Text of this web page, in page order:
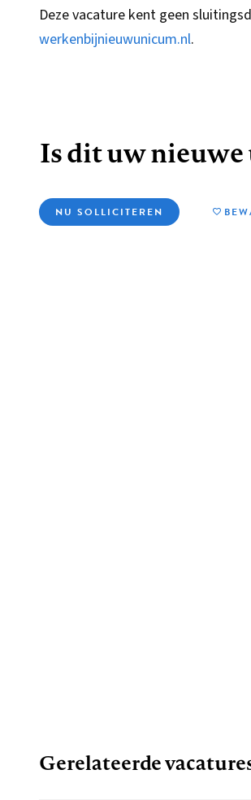
Deze vacature kent geen
werkenbijnieuwunicum.nl.
Is dit uw
NU SOLLICITEREN
Gerelateerde